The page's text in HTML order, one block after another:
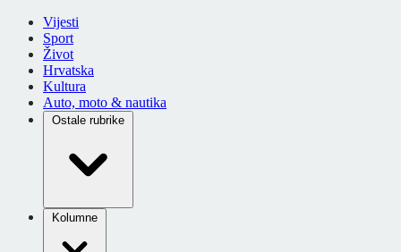
Vijesti
Sport
Život
Hrvatska
Kultura
Auto, moto & nautika
Ostale rubrike
Kolumne